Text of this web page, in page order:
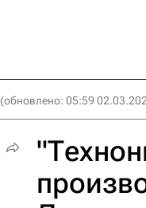
(обновлено: 05:59